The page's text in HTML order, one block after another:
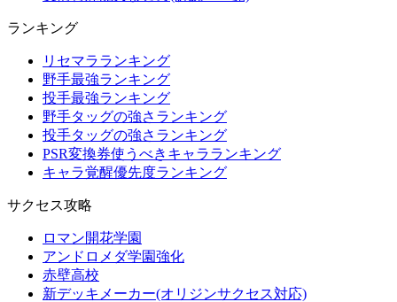
ランキング
リセマラランキング
野手最強ランキング
投手最強ランキング
野手タッグの強さランキング
投手タッグの強さランキング
PSR変換券使うべきキャラランキング
キャラ覚醒優先度ランキング
サクセス攻略
ロマン開花学園
アンドロメダ学園強化
赤壁高校
新デッキメーカー(オリジンサクセス対応)